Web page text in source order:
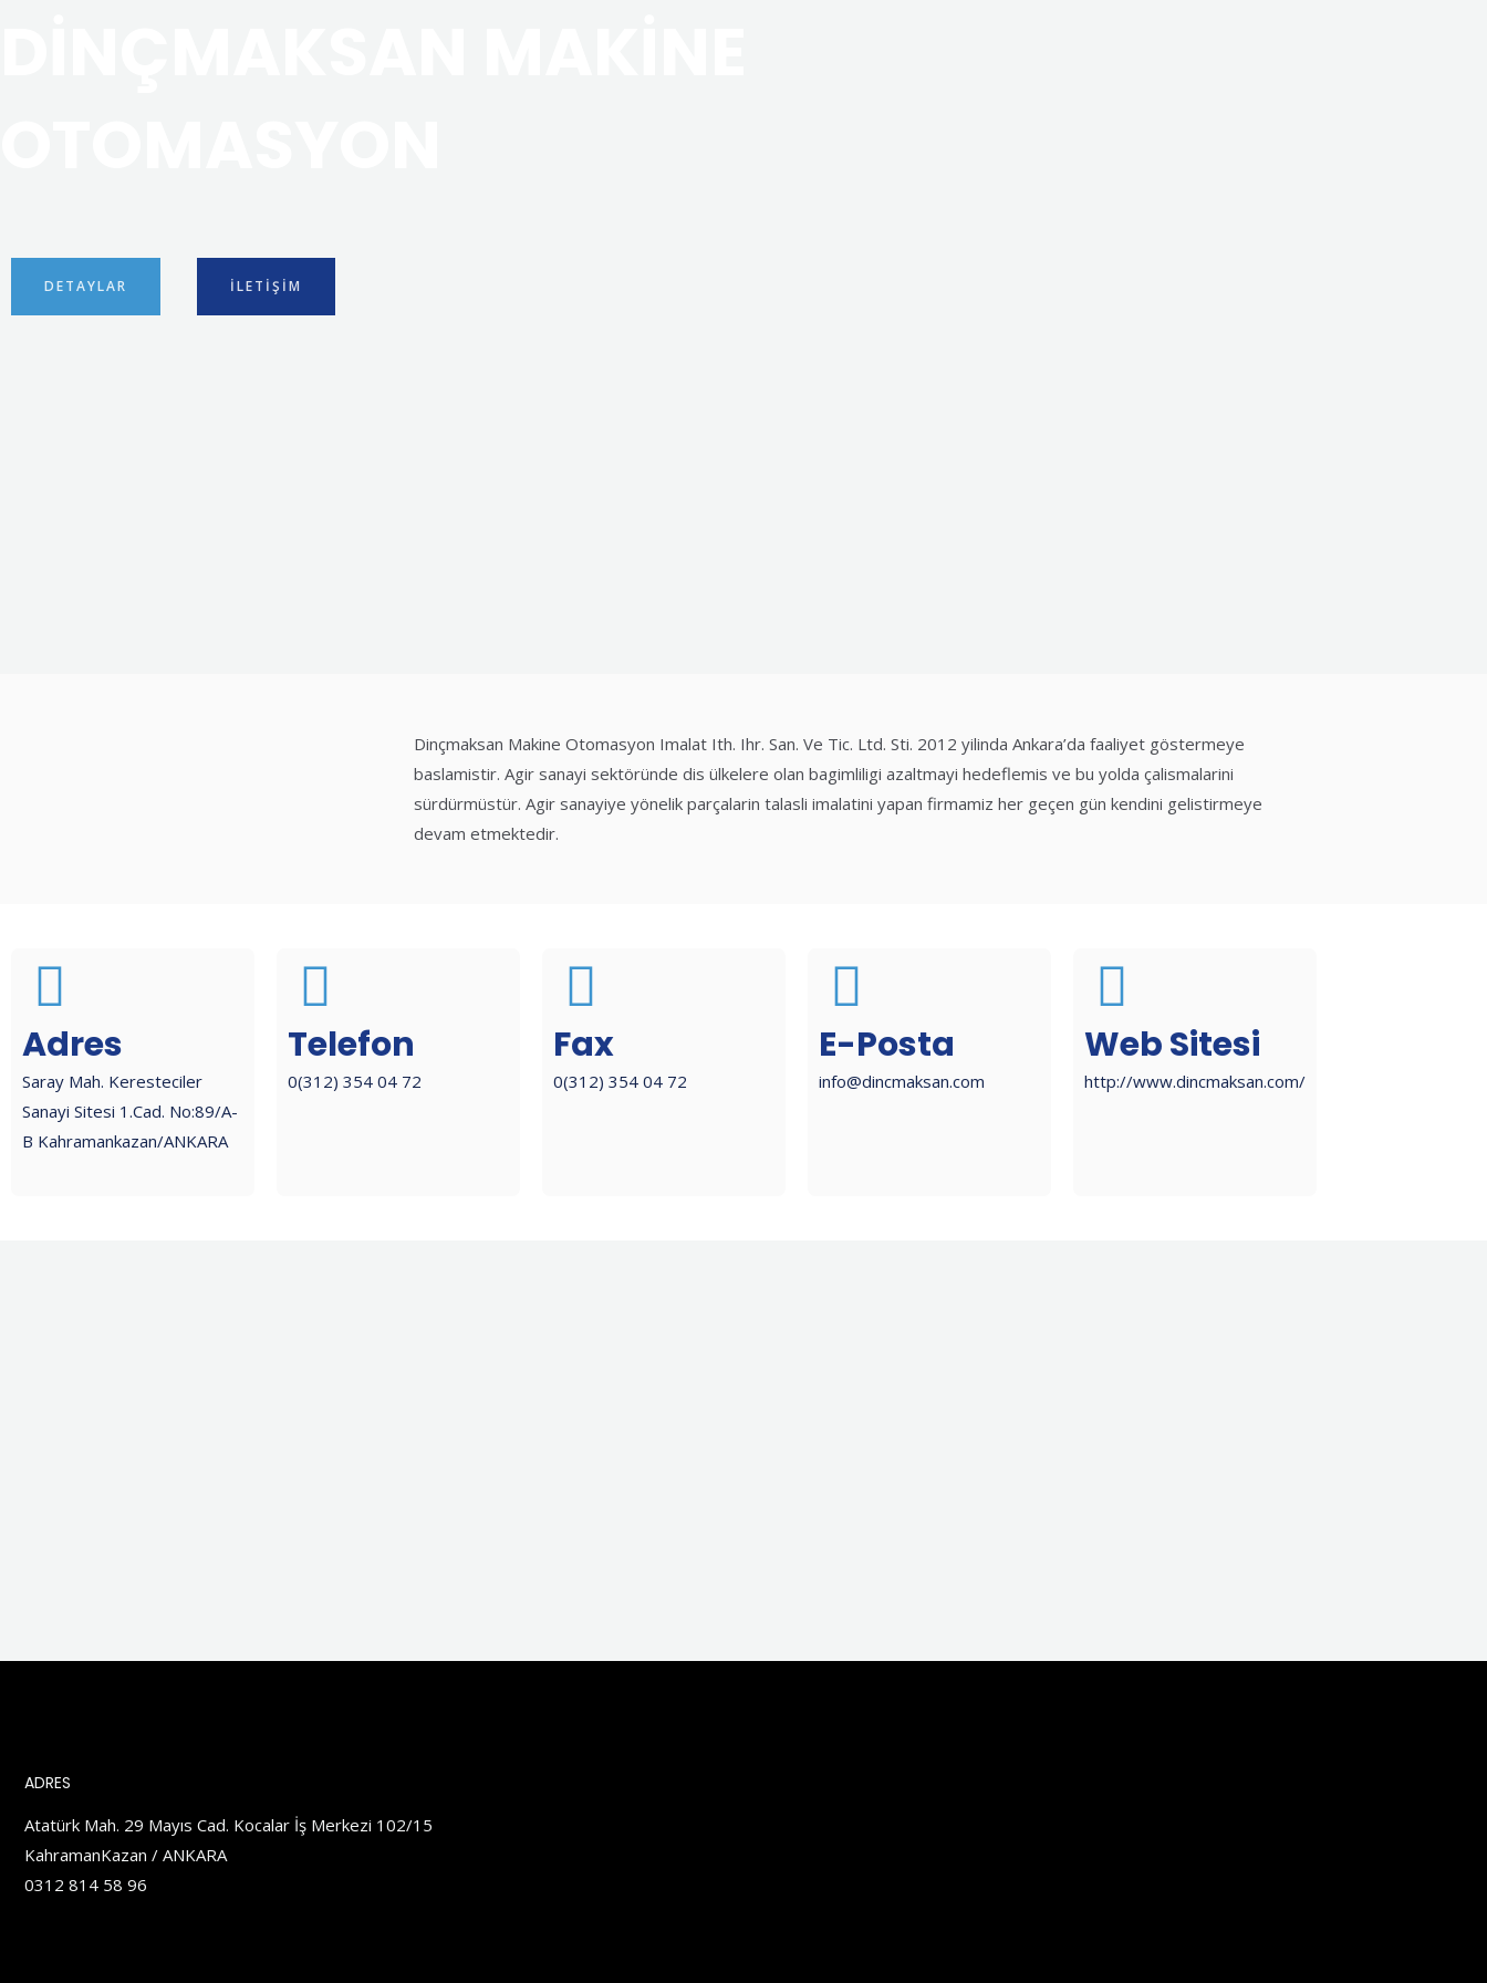
DETAYLAR İLETIŞIM
Dinçmaksan Makine Otomasyon Imalat Ith. Ihr. San. Ve Tic. Ltd. Sti. 2012 yilinda Ankara’da faaliyet göstermeye
baslamistir. Agir sanayi sektöründe dis ülkelere olan bagimliligi azaltmayi hedeflemis ve bu yolda çalismalarini
sürdürmüstür. Agir sanayiye yönelik parçalarin talasli imalatini yapan firmamiz her geçen gün kendini gelistirmeye
devam etmektedir.
Adres
Saray Mah. Keresteciler
Sanayi Sitesi 1.Cad. No:89/A-
B Kahramankazan/ANKARA
Telefon
0(312) 354 04 72
Fax
0(312) 354 04 72
E-Posta
info@dincmaksan.com
Web Sitesi
http://www.dincmaksan.com/
ADRES
Atatürk Mah. 29 Mayıs Cad. Kocalar İş Merkezi 102/15
KahramanKazan / ANKARA
0312 814 58 96